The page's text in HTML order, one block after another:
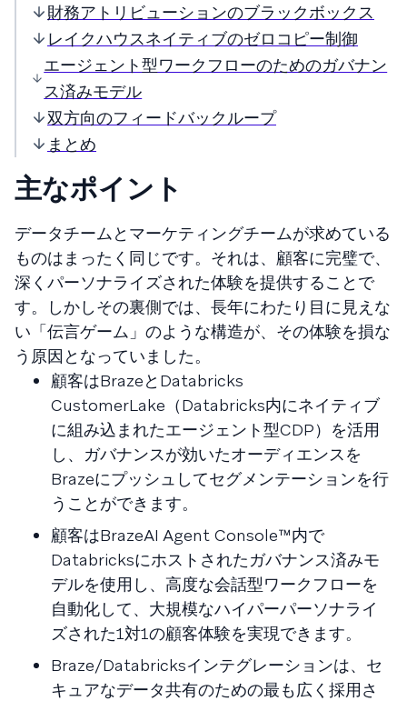
財務アトリビューションのブラックボックス
レイクハウスネイティブのゼロコピー制御
エージェント型ワークフローのためのガバナン
ス済みモデル
双方向のフィードバックループ
まとめ
主なポイント
データチームとマーケティングチームが求めている
ものはまったく同じです。それは、顧客に完璧で、
深くパーソナライズされた体験を提供することで
す。しかしその裏側では、長年にわたり目に見えな
い「伝言ゲーム」のような構造が、その体験を損な
う原因となっていました。
顧客はBrazeとDatabricks
CustomerLake（Databricks内にネイティブ
に組み込まれたエージェント型CDP）を活用
し、ガバナンスが効いたオーディエンスを
Brazeにプッシュしてセグメンテーションを行
うことができます。
顧客はBrazeAI Agent Console™内で
Databricksにホストされたガバナンス済みモ
デルを使用し、高度な会話型ワークフローを
自動化して、大規模なハイパーパーソナライ
ズされた1対1の顧客体験を実現できます。
Braze/Databricksインテグレーションは、セ
キュアなデータ共有のための最も広く採用さ